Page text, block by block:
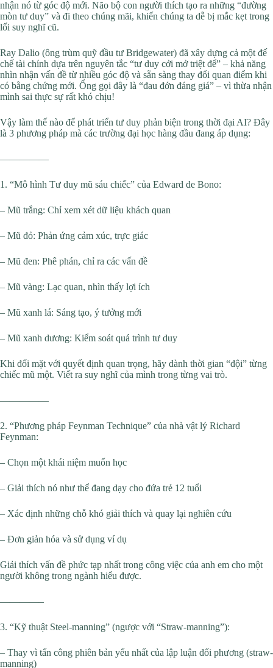
nhận nó từ góc độ mới. Não bộ con người thích tạo ra những “đường
mòn tư duy” và đi theo chúng mãi, khiến chúng ta dễ bị mắc kẹt trong
lối suy nghĩ cũ.
Ray Dalio (ông trùm quỹ đầu tư Bridgewater) đã xây dựng cả một đế
chế tài chính dựa trên nguyên tắc “tư duy cởi mở triệt để” – khả năng
nhìn nhận vấn đề từ nhiều góc độ và sẵn sàng thay đổi quan điểm khi
có bằng chứng mới. Ổng gọi đây là “đau đớn đáng giá” – vì thừa nhận
mình sai thực sự rất khó chịu!
Vậy làm thế nào để phát triển tư duy phản biện trong thời đại AI? Đây
là 3 phương pháp mà các trường đại học hàng đầu đang áp dụng:
—————
1. “Mô hình Tư duy mũ sáu chiếc” của Edward de Bono:
– Mũ trắng: Chỉ xem xét dữ liệu khách quan
– Mũ đỏ: Phản ứng cảm xúc, trực giác
– Mũ đen: Phê phán, chỉ ra các vấn đề
– Mũ vàng: Lạc quan, nhìn thấy lợi ích
– Mũ xanh lá: Sáng tạo, ý tưởng mới
– Mũ xanh dương: Kiểm soát quá trình tư duy
Khi đối mặt với quyết định quan trọng, hãy dành thời gian “đội” từng
chiếc mũ một. Viết ra suy nghĩ của mình trong từng vai trò.
—————
2. “Phương pháp Feynman Technique” của nhà vật lý Richard
Feynman:
– Chọn một khái niệm muốn học
– Giải thích nó như thể đang dạy cho đứa trẻ 12 tuổi
– Xác định những chỗ khó giải thích và quay lại nghiên cứu
– Đơn giản hóa và sử dụng ví dụ
Giải thích vấn đề phức tạp nhất trong công việc của anh em cho một
người không trong ngành hiểu được.
————–
3. “Kỹ thuật Steel-manning” (ngược với “Straw-manning”):
– Thay vì tấn công phiên bản yếu nhất của lập luận đối phương (straw-
manning)